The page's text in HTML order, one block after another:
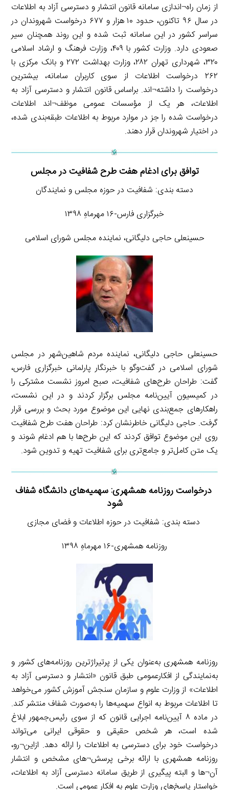
از زمان راه¬اندازی سامانه قانون انتشار و دسترسی آزاد به اطلاعات
در سال ۹۶ تاکنون، حدود ۱۰ هزار و ۶۷۷ درخواست شهروندان در
سراسر کشور در این سامانه ثبت شده و این روند همچنان سیر
صعودی دارد. وزارت کشور با ۴۰۹، وزارت فرهنگ و ارشاد اسلامی
۳۲۰، شهرداری تهران ۲۸۲، وزارت بهداشت ۲۷۲ و بانک مرکزی با
۲۶۲ درخواست اطلاعات از سوی کاربران سامانه، بیشترین
درخواست را داشته¬اند. براساس قانون انتشار و دسترسی آزاد به
اطلاعات، هر یک از مؤسسات عمومی موظف¬اند اطلاعات
درخواست شده را جز در موارد مربوط به اطلاعات طبقه‌بندی شده،
در اختیار شهروندان قرار دهند.
توافق برای ادغام هفت طرح شفافیت در مجلس
دسته بندی: شفافیت در حوزه مجلس و نمایندگان
خبرگزاری فارس-۱۶ مهرماهِ ۱۳۹۸
حسینعلی حاجی دلیگانی، نماینده مجلس شورای اسلامی
حسینعلی حاجی دلیگانی، نماینده مردم شاهین‌شهر در مجلس
شورای اسلامی در گفت‌وگو با خبرنگار پارلمانی خبرگزاری فارس،
گفت: طراحان طرح‌های شفافیت، صبح امروز نشست مشترکی را
در کمیسیون آیین‌نامه مجلس برگزار کردند و در این نشست،
راهکارهای جمع‌بندی نهایی این موضوع مورد بحث و بررسی قرار
گرفت. حاجی دلیگانی خاطرنشان کرد: طراحان هفت طرح شفافیت
روی این موضوع توافق کردند که این طرح‌ها با هم ادغام شوند و
یک متن کامل‌تر و جامع‌تری برای شفافیت تهیه و تدوین شود.
درخواست روزنامه همشهری: سهمیه‌های دانشگاه شفاف
شود
دسته بندی: شفافیت در حوزه اطلاعات و فضای مجازی
روزنامه همشهری-۱۶ مهرماهِ ۱۳۹۸
روزنامه همشهری به‌عنوان یکی از پرتیراژترین روزنامه‌های کشور و
به‌نمایندگی از افکارعمومی طبق قانون «انتشار و دسترسی آزاد به
اطلاعات» از وزارت علوم و سازمان سنجش آموزش کشور می‌خواهد
تا اطلاعات مربوط به انواع سهمیه‌ها را به‌صورت شفاف منتشر کند.
در ماده ۸ آیین‌نامه اجرایی قانون که از سوی رئیس‌جمهور ابلاغ
شده است، هر شخص حقیقی و حقوقی ایرانی می‌تواند
درخواست خود برای دسترسی به اطلاعات را ارائه دهد. ازاین¬رو،
روزنامه همشهری با ارائه برخی پرسش¬های مشخص و انتشار
آن¬ها و البته پیگیری از طریق سامانه دسترسی آزاد به اطلاعات،
خواستار پاسخ‌های وزارت علوم به افکار عمومی است.